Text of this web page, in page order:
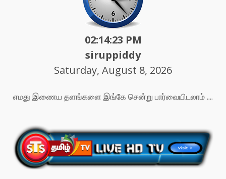
02:14:25 PM
siruppiddy
Saturday, August 8, 2026
எமது இணைய தளங்களை இங்கே சென்று பார்வையிடலாம் ....